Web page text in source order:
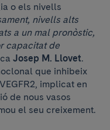
o els nivells
nivells alts
a un mal pronòstic,
capacitat de
Josep M. Llovet.
que inhibeix
implicat en
de nous vasos
el seu creixement.